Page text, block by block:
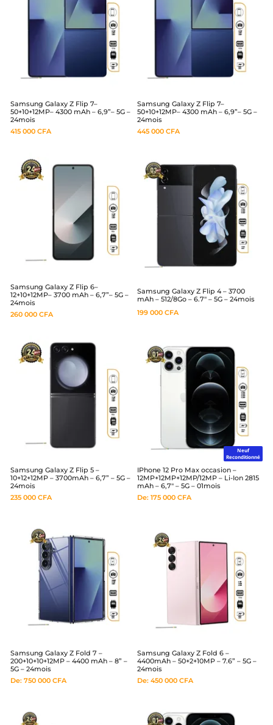
Samsung Galaxy Z Flip 7–
50+10+12MP– 4300 mAh – 6,9”– 5G –
24mois
415 000 CFA
Samsung Galaxy Z Flip 7–
50+10+12MP– 4300 mAh – 6,9”– 5G –
24mois
445 000 CFA
Samsung Galaxy Z Flip 6–
12+10+12MP– 3700 mAh – 6,7”– 5G –
24mois
260 000 CFA
Samsung Galaxy Z Flip 4 – 3700
mAh – 512/8Go – 6.7″ – 5G – 24mois
199 000 CFA
Samsung Galaxy Z Flip 5 –
10+12+12MP – 3700mAh – 6,7” – 5G –
24mois
235 000 CFA
Neuf
Reconditionné
IPhone 12 Pro Max occasion –
12MP+12MP+12MP/12MP – Li-Ion 2815
mAh – 6,7″ – 5G – 01mois
De: 175 000 CFA
Samsung Galaxy Z Fold 7 –
200+10+10+12MP – 4400 mAh – 8” –
5G – 24mois
De: 750 000 CFA
Samsung Galaxy Z Fold 6 –
4400mAh – 50+2+10MP – 7.6” – 5G –
24mois
De: 450 000 CFA